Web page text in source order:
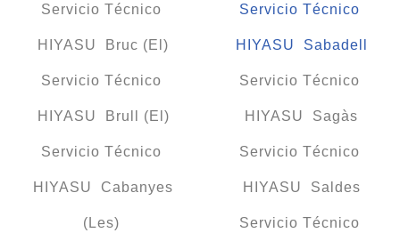
Servicio Técnico
HIYASU Bruc (El)
Servicio Técnico
HIYASU Brull (El)
Servicio Técnico
HIYASU Cabanyes
(Les)
Servicio Técnico
HIYASU Sabadell
Servicio Técnico
HIYASU Sagàs
Servicio Técnico
HIYASU Saldes
Servicio Técnico